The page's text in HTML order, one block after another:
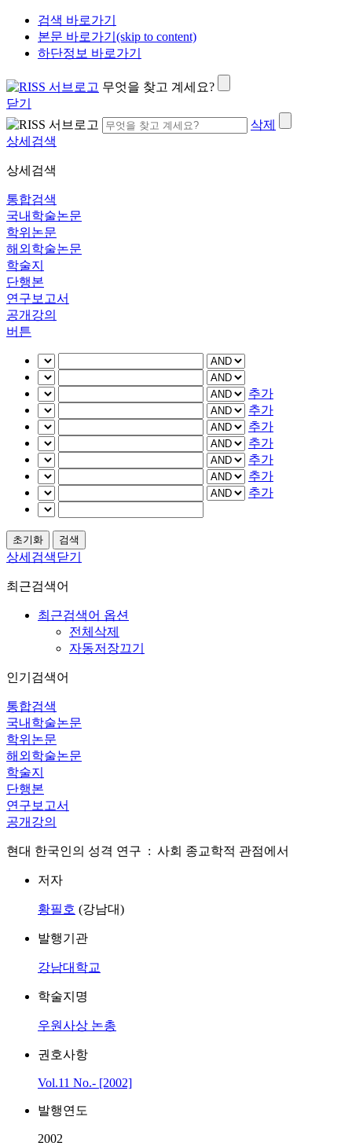
검색 바로가기
본문 바로가기(skip to content)
하단정보 바로가기
무엇을 찾고 계세요?
닫기
삭제
상세검색
상세검색
통합검색
국내학술논문
학위논문
해외학술논문
학술지
단행본
연구보고서
공개강의
버튼
추가
추가
추가
추가
추가
추가
추가
상세검색닫기
최근검색어
최근검색어 옵션
전체삭제
자동저장끄기
인기검색어
통합검색
국내학술논문
학위논문
해외학술논문
학술지
단행본
연구보고서
공개강의
현대 한국인의 성격 연구 : 사회 종교학적 관점에서
저자
황필호 (강남대)
발행기관
강남대학교
학술지명
우원사상 논총
권호사항
Vol.11 No.- [2002]
발행연도
2002